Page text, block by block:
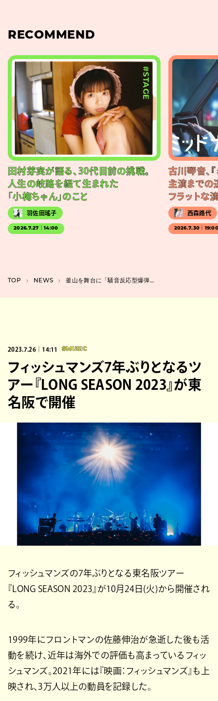
RECOMMEND
#STAGE
田村芽実が語る、30代目前の挑戦。
人生の岐路を経て生まれた
「小梅ちゃん」のこと
羽佐田瑤子
2026.7.27｜14:00
古川琴音、
主演までの
フラットな
西森路代
2026.7.30｜
TOP NEWS 釜山を舞台に「騒音反応型爆弾テロ」を引き起こす爆弾魔と元海軍副長との攻防戦を描く、映画『デシベル』
2023.7.26｜14:11 #MUSIC
フィッシュマンズ7年ぶりとなるツ
アー『LONG SEASON 2023』が東
名阪で開催
フィッシュマンズの7年ぶりとなる東名阪ツアー
『LONG SEASON 2023』が10月24日(⽕)から開催され
る。
1999年にフロントマンの佐藤伸治が急逝した後も活
動を続け、近年は海外での評価も⾼まっているフィッ
シュマンズ。2021年には『映画：フィッシュマンズ』も上
映され、3万人以上の動員を記録した。